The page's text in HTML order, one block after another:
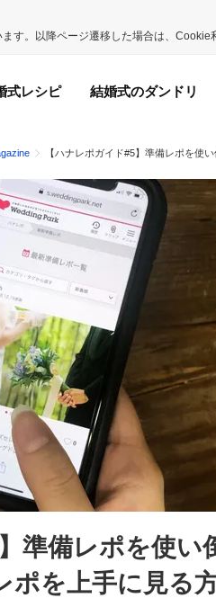
す。以降ページ遷移した場合は、Cookie
式レシピ 結婚式のダンドリ
【ハナレポガイド#5】準備レポを使
準備レポを使い
ポを上手に見る